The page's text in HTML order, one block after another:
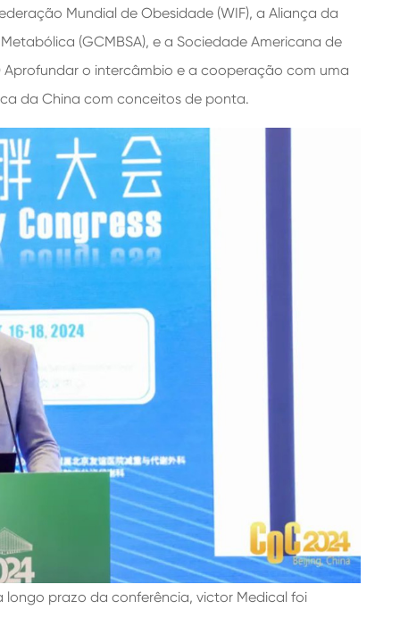
Mundial de Obesidade (WIF), a Aliança da
(GCMBSA), e a Sociedade Americana de
Aprofundar o intercâmbio e a cooperação com uma
da China com conceitos de ponta.
prazo da conferência, victor Medical foi